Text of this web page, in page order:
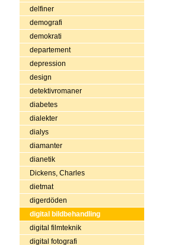
delfiner
demografi
demokrati
departement
depression
design
detektivromaner
diabetes
dialekter
dialys
diamanter
dianetik
Dickens, Charles
dietmat
digerdöden
digital bildbehandling
digital filmteknik
digital fotografi